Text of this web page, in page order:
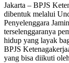
Jakarta – BPJS
dibentuk melalui
Penyelenggara
terselenggaranya
hidup yang layak
BPJS
yang bisa diikuti